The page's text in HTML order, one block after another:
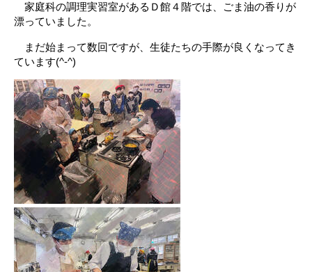
家庭科の調理実習室があるＤ館４階では、ごま油の香りが
漂っていました。
まだ始まって数回ですが、生徒たちの手際が良くなってき
ています(^-^)